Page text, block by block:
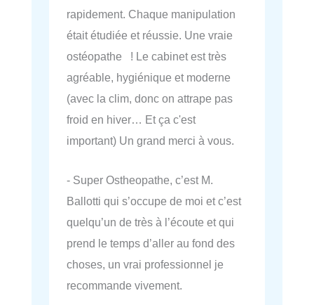
rapidement. Chaque manipulation
était étudiée et réussie. Une vraie
ostéopathe ! Le cabinet est très
agréable, hygiénique et moderne
(avec la clim, donc on attrape pas
froid en hiver… Et ça c'est
important) Un grand merci à vous.
- Super Ostheopathe, c’est M.
Ballotti qui s’occupe de moi et c’est
quelqu’un de très à l’écoute et qui
prend le temps d’aller au fond des
choses, un vrai professionnel je
recommande vivement.